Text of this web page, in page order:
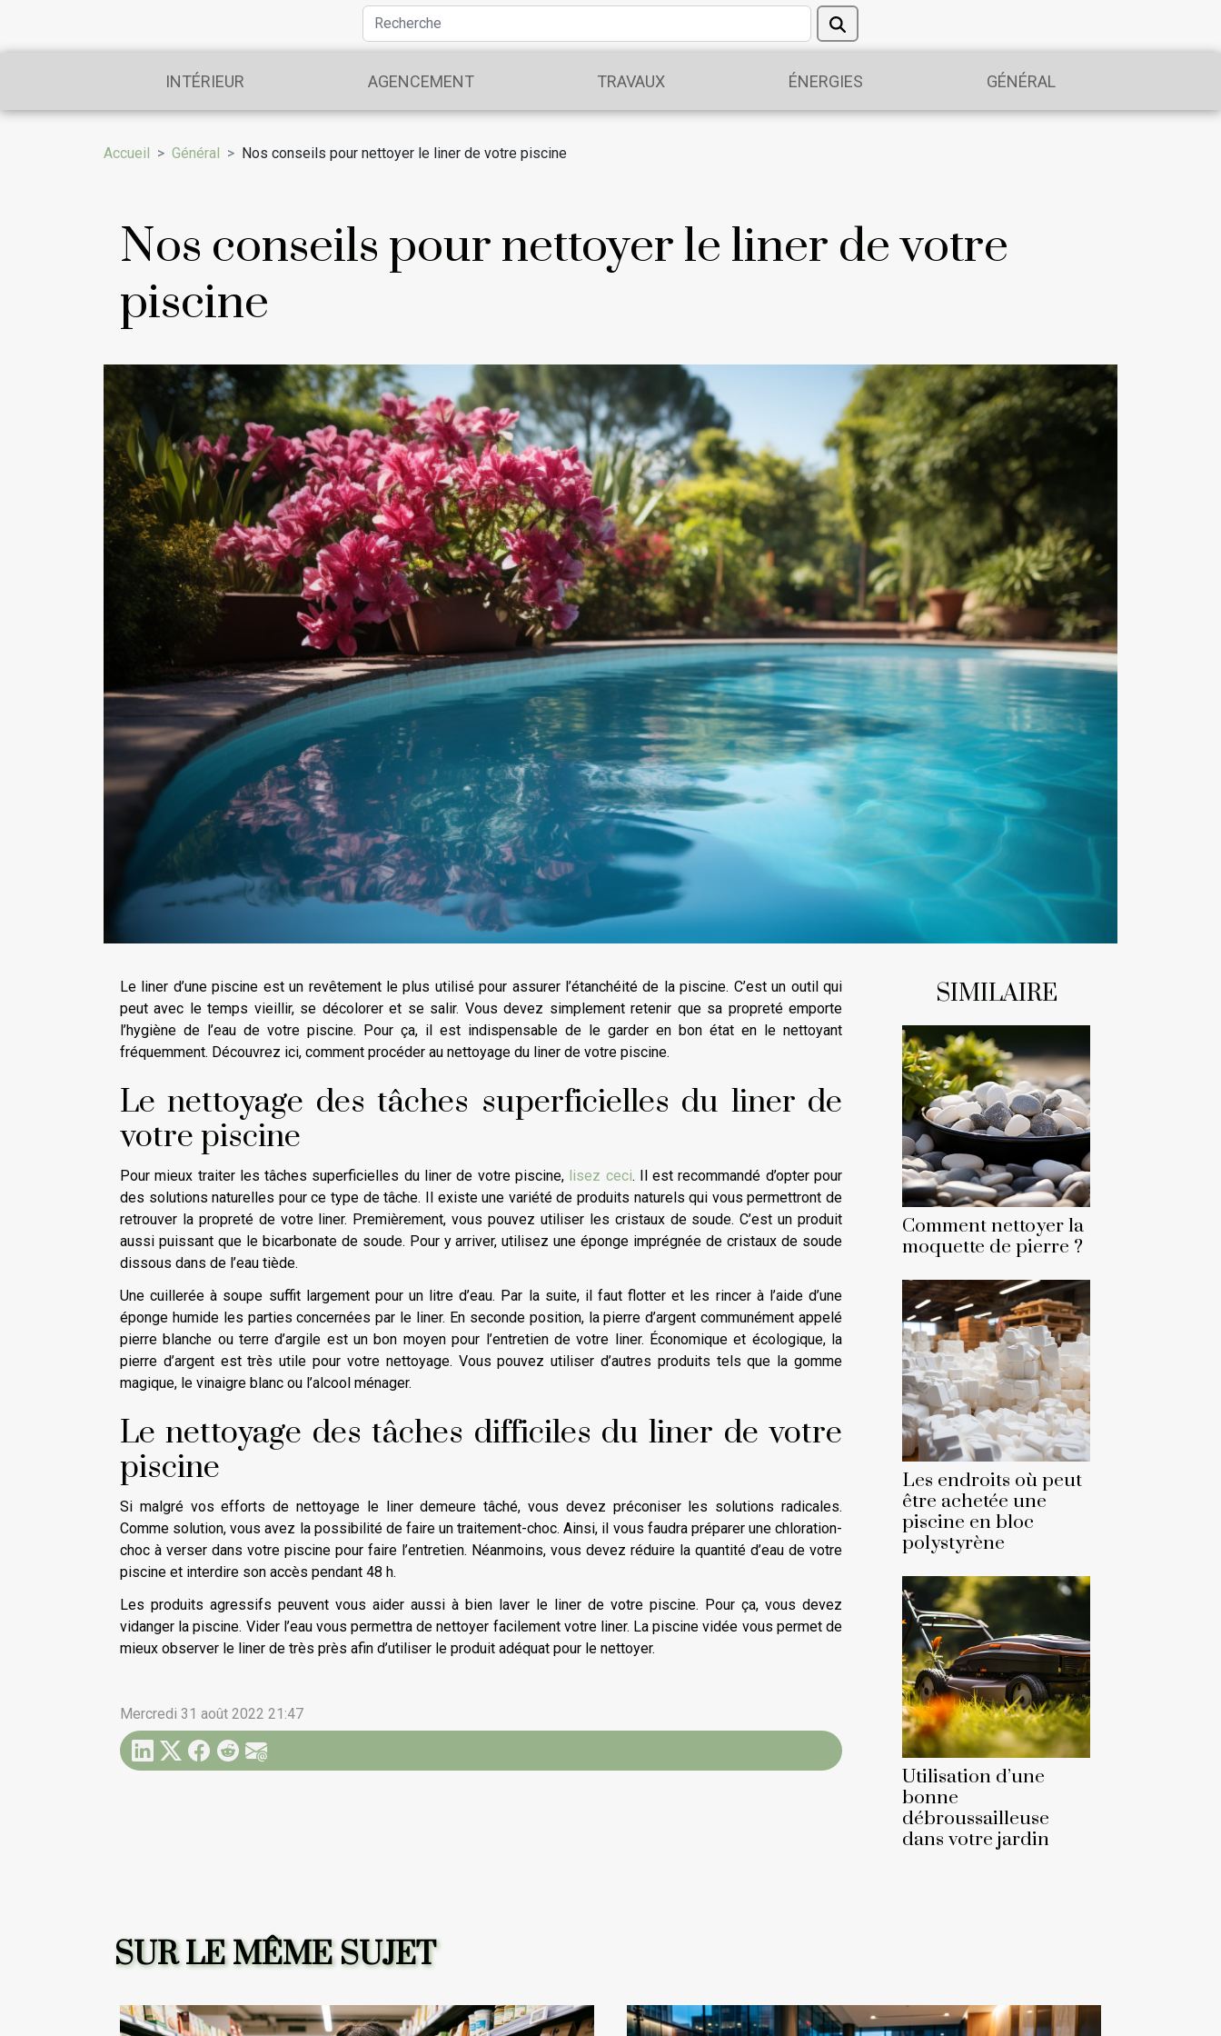
INTÉRIEUR AGENCEMENT TRAVAUX ÉNERGIES GÉNÉRAL
Accueil Général Nos conseils pour nettoyer le liner de votre piscine
Nos conseils pour nettoyer le liner de votre
piscine
Le liner d’une piscine est un revêtement le plus utilisé pour assurer l’étanchéité de la piscine. C’est un outil qui
peut avec le temps vieillir, se décolorer et se salir. Vous devez simplement retenir que sa propreté emporte
l’hygiène de l’eau de votre piscine. Pour ça, il est indispensable de le garder en bon état en le nettoyant
fréquemment. Découvrez ici, comment procéder au nettoyage du liner de votre piscine.
Le nettoyage des tâches superficielles du liner de
votre piscine
Pour mieux traiter les tâches superficielles du liner de votre piscine, lisez ceci. Il est recommandé d’opter pour
des solutions naturelles pour ce type de tâche. Il existe une variété de produits naturels qui vous permettront de
retrouver la propreté de votre liner. Premièrement, vous pouvez utiliser les cristaux de soude. C’est un produit
aussi puissant que le bicarbonate de soude. Pour y arriver, utilisez une éponge imprégnée de cristaux de soude
dissous dans de l’eau tiède.
Une cuillerée à soupe suffit largement pour un litre d’eau. Par la suite, il faut flotter et les rincer à l’aide d’une
éponge humide les parties concernées par le liner. En seconde position, la pierre d’argent communément appelé
pierre blanche ou terre d’argile est un bon moyen pour l’entretien de votre liner. Économique et écologique, la
pierre d’argent est très utile pour votre nettoyage. Vous pouvez utiliser d’autres produits tels que la gomme
magique, le vinaigre blanc ou l’alcool ménager.
Le nettoyage des tâches difficiles du liner de votre
piscine
Si malgré vos efforts de nettoyage le liner demeure tâché, vous devez préconiser les solutions radicales.
Comme solution, vous avez la possibilité de faire un traitement-choc. Ainsi, il vous faudra préparer une chloration-
choc à verser dans votre piscine pour faire l’entretien. Néanmoins, vous devez réduire la quantité d’eau de votre
piscine et interdire son accès pendant 48 h.
Les produits agressifs peuvent vous aider aussi à bien laver le liner de votre piscine. Pour ça, vous devez
vidanger la piscine. Vider l’eau vous permettra de nettoyer facilement votre liner. La piscine vidée vous permet de
mieux observer le liner de très près afin d’utiliser le produit adéquat pour le nettoyer.
Mercredi 31 août 2022 21:47
SIMILAIRE
Comment nettoyer la
moquette de pierre ?
Les endroits où peut
être achetée une
piscine en bloc
polystyrène
Utilisation d’une
bonne
débroussailleuse
dans votre jardin
SUR LE MÊME SUJET